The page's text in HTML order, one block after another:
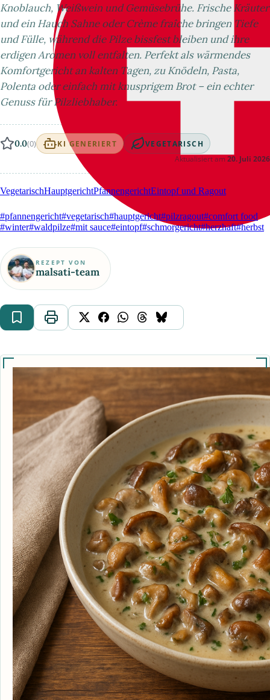
Knoblauch, Weißwein und Gemüsebrühe. Frische Kräuter
und ein Hauch Sahne oder Crème fraîche bringen Tiefe
und Fülle, während die Pilze bissfest bleiben und ihre
erdigen Aromen voll entfalten. Perfekt als wärmendes
Komfortgericht an kalten Tagen, zu Knödeln, Pasta,
Polenta oder einfach mit knusprigem Brot – ein echter
Genuss für Pilzliebhaber.
0.0(0) KI GENERIERT VEGETARISCH
Aktualisiert am 20. Juli 2026
VegetarischHauptgerichtPfannengerichtEintopf und Ragout
#pfannengericht#vegetarisch#hauptgericht#pilzragout#comfort food
#winter#waldpilze#mit sauce#eintopf#schmorgericht#herzhaft#herbst
REZEPT VON
malsati-team